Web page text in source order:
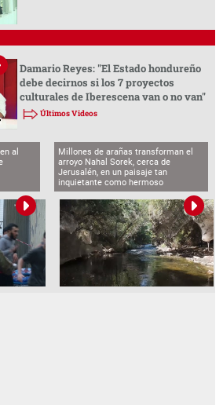
Damario Reyes: "El Estado hondureño
debe decirnos si los 7 proyectos
culturales de Iberescena van o no van"
Últimos Videos
al
Millones de arañas transforman el
arroyo Nahal Sorek, cerca de
Jerusalén, en un paisaje tan
inquietante como hermoso